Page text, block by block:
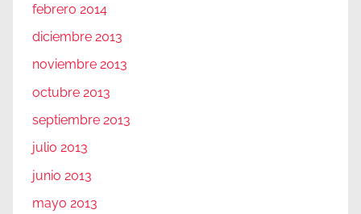
febrero 2014
diciembre 2013
noviembre 2013
octubre 2013
septiembre 2013
julio 2013
junio 2013
mayo 2013